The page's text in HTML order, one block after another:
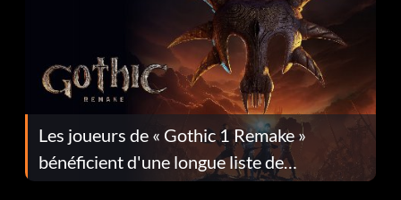
Les joueurs de « Gothic 1 Remake »
bénéficient d'une longue liste de
corrections dans la mise à jour 1.0.4